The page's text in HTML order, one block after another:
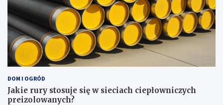
DOM I OGRÓD
Jakie rury stosuje się w sieciach ciepłowniczych
preizolowanych?